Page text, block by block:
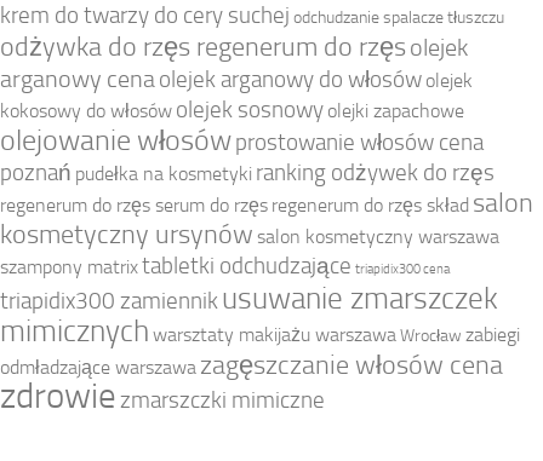
krem do twarzy do cery suchej odchudzanie spalacze tłuszczu
odżywka do rzęs regenerum do rzęs olejek
arganowy cena olejek arganowy do włosów olejek
kokosowy do włosów olejek sosnowy olejki zapachowe
olejowanie włosówprostowanie włosów cena
poznań pudełka na kosmetyki ranking odżywek do rzęs
regenerum do rzęs serum do rzęs regenerum do rzęs skład salon
kosmetyczny ursynów salon kosmetyczny warszawa
szampony matrixtabletki odchudzające triapidix300 cena
triapidix300 zamiennikusuwanie zmarszczek
mimicznych warsztaty makijażu warszawa Wrocław zabiegi
odmładzające warszawa zagęszczanie włosów cena
zdrowiezmarszczki mimiczne